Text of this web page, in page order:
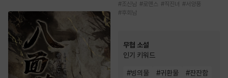
#조신남 #로맨스 #직진녀 #서양풍
#후회남
무협 소설
인기 키워드
#빙의물 #귀환물 #잔잔함